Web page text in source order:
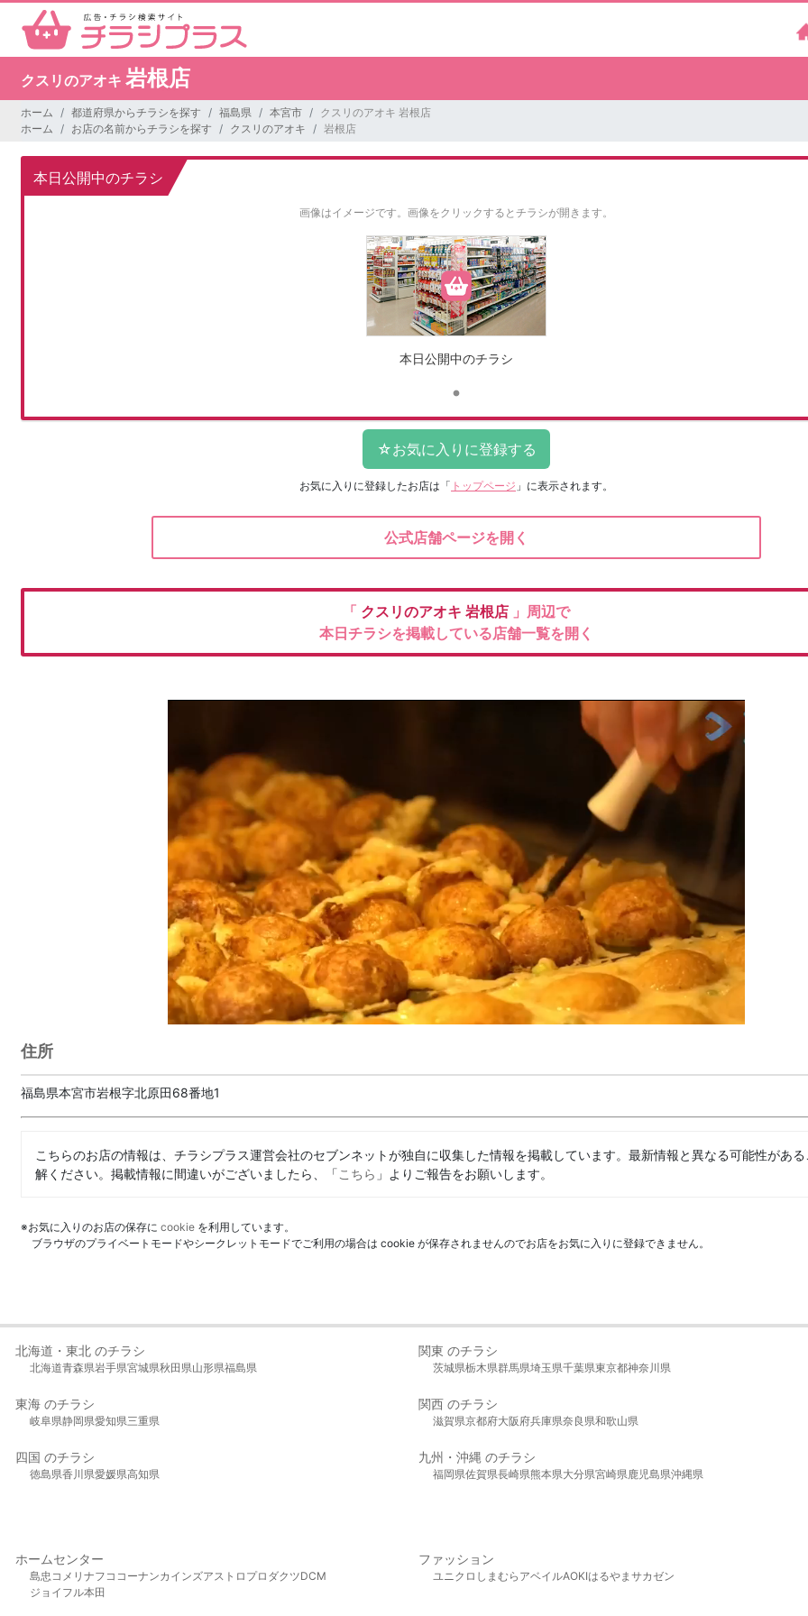
クスリのアオキ 岩根店
ホーム 都道府県からチラシを探す 福島県 本宮市
クスリのアオキ 岩根店
ホーム
お店の名前からチラシを探す クスリのアオキ 岩根店
本日公開中のチラシ
画像はイメージです。 画像をクリックするとチラシが開きます。
本日公開中のチラシ
お気に入りに登録したお店は 「 トップページ 」に表示されます。
公式店舗ページを開く
「 クスリのアオキ 岩根店 」周辺で
本日チラシを掲載している店舗一覧を開く
住所
福島県本宮市岩根字北原田68番地1
こちらのお店の情報は、チラシプラス運営会社のセブンネットが独自に収集した情報を掲載しています。最新情報と異なる可能性があ
解ください。掲載情報に間違いがございましたら、「こちら 」よりご報告をお願いします。
※お気に入りのお店の保存に cookie を利用しています。
ブラウザのプライベートモードやシークレットモードでご利用の場合は cookie が保存されませんのでお店をお気に入りに登録できません。
北海道・東北 のチラシ
北海道青森県岩手県宮城県秋田県山形県福島県
関東 のチラシ
茨城県栃木県群馬県埼玉県千葉県東京都神奈川県
東海 のチラシ
岐阜県静岡県愛知県三重県
関西 のチラシ
滋賀県京都府大阪府兵庫県奈良県和歌山県
四国 のチラシ
徳島県香川県愛媛県高知県
九州・沖縄 のチラシ
福岡県佐賀県長崎県熊本県大分県宮崎県鹿児島県沖縄県
ホームセンター
島忠 コメリ ナフコ コーナンカインズアストロプロダクツDCM
ジョイフル本田
ファッション
ユニクロ しまむら アベイルAOKIはるやま サカゼン